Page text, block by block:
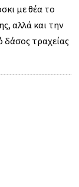
με θέα το
αλλά και την
δάσος τραχείας